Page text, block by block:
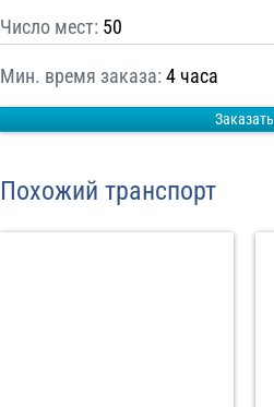
Число мест: 50
Мин. время заказа: 4 часа
Заказать
Похожий транспорт